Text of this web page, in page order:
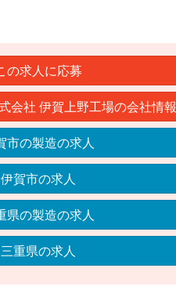
の求人に応募
会社 伊賀上野工場の会社情報
市の製造の求人
伊賀市の求人
県の製造の求人
三重県の求人